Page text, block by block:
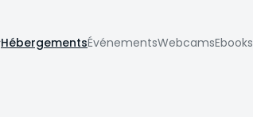
HébergementsÉvénementsWebcamsEbooks